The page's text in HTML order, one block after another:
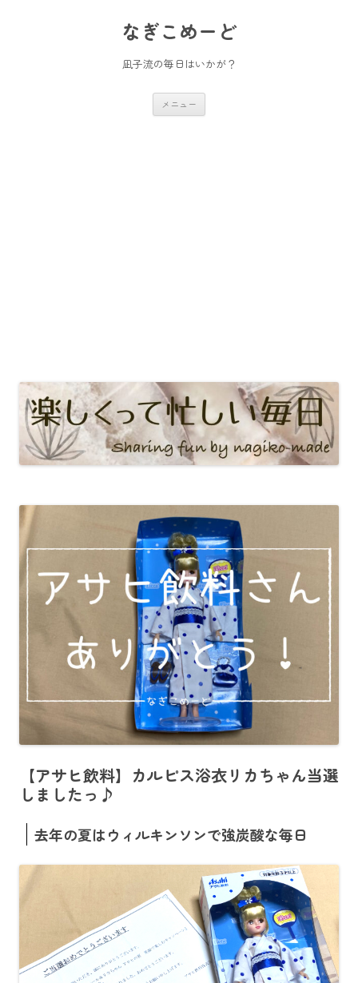
なぎこめーど
凪子流の毎日はいかが？
メニュー
【アサヒ飲料】カルピス浴衣リカちゃん当選
しましたっ♪
去年の夏はウィルキンソンで強炭酸な毎日